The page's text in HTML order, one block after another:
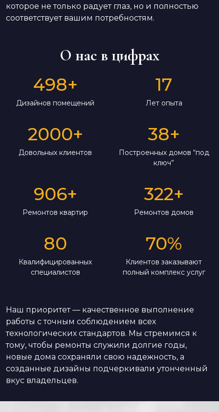
которое не только радует глаз, но и полностью
соответствует вашим потребностям.
О нас в цифрах
498+
Дизайнов помещений
17
Лет опыта
2000+
Довольных клиентов
38+
Построенных домов “под
ключ”
906+
Ремонтов квартир
322+
Ремонтов домов
80
Квалифицированных
специалистов
70%
Клиентов заказывают
полный комплекс услуг
Наш приоритет — качественное выполнение
работы с точным соблюдением всех
технологических стандартов. Мы стремимся к
тому, чтобы ремонты служили долгие годы,
новые дома сохраняли свою надежность, а
созданные дизайны подчеркивали утонченный
вкус владельцев.